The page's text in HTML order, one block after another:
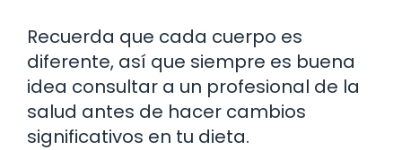
Recuerda que cada cuerpo es
diferente, así que siempre es buena
idea consultar a un profesional de la
salud antes de hacer cambios
significativos en tu dieta.